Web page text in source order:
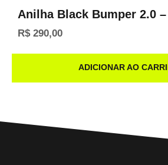
Anilha Black Bumper 2.0 –
R$290,00
ADICIONAR AO